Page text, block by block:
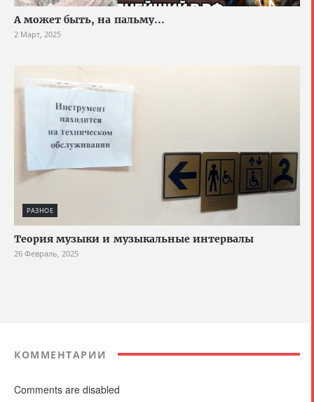
А может быть, на пальму...
2 Март, 2025
РАЗНОЕ
Теория музыки и музыкальные интервалы
26 Февраль, 2025
КОММЕНТАРИИ
Comments are disabled